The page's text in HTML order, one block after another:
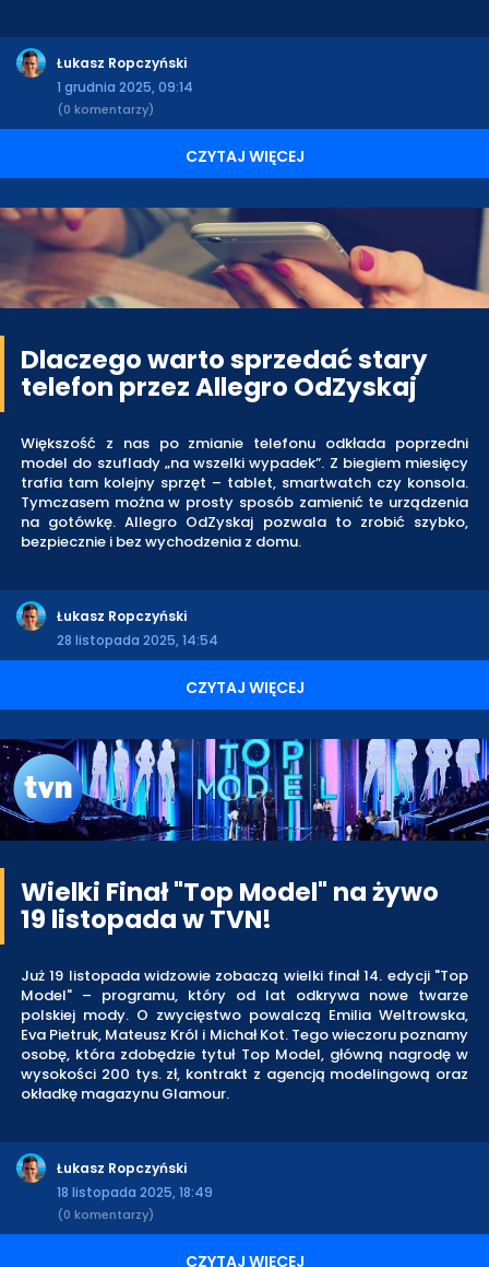
Łukasz Ropczyński
1 grudnia 2025, 09:14
(0 komentarzy)
CZYTAJ WIĘCEJ
Dlaczego warto sprzedać stary
telefon przez Allegro OdZyskaj
Większość z nas po zmianie telefonu odkłada poprzedni
model do szuflady „na wszelki wypadek”. Z biegiem miesięcy
trafia tam kolejny sprzęt – tablet, smartwatch czy konsola.
Tymczasem można w prosty sposób zamienić te urządzenia
na gotówkę. Allegro OdZyskaj pozwala to zrobić szybko,
bezpiecznie i bez wychodzenia z domu.
Łukasz Ropczyński
28 listopada 2025, 14:54
CZYTAJ WIĘCEJ
Wielki Finał "Top Model" na żywo
19 listopada w TVN!
Już 19 listopada widzowie zobaczą wielki finał 14. edycji "Top
Model" – programu, który od lat odkrywa nowe twarze
polskiej mody. O zwycięstwo powalczą Emilia Weltrowska,
Eva Pietruk, Mateusz Król i Michał Kot. Tego wieczoru poznamy
osobę, która zdobędzie tytuł Top Model, główną nagrodę w
wysokości 200 tys. zł, kontrakt z agencją modelingową oraz
okładkę magazynu Glamour.
Łukasz Ropczyński
18 listopada 2025, 18:49
(0 komentarzy)
CZYTAJ WIĘCEJ